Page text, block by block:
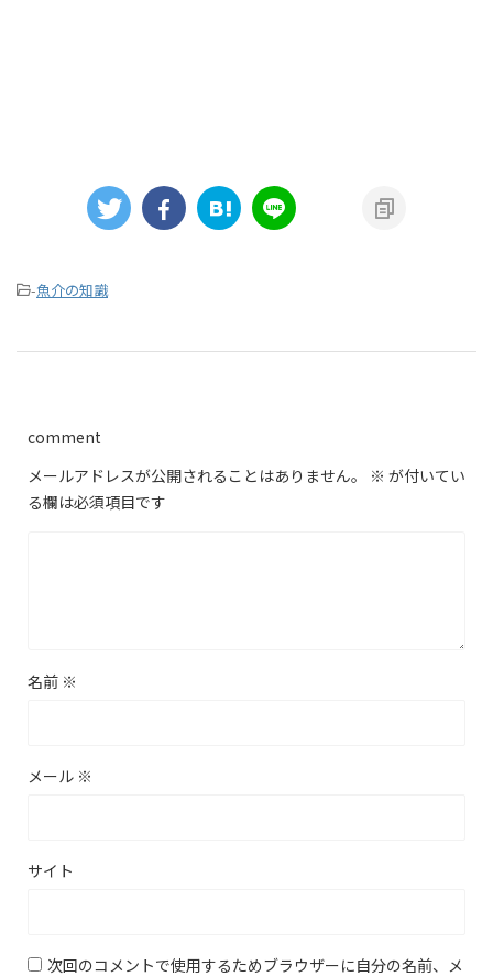
-魚介の知識
comment
メールアドレスが公開されることはありません。
※ が付いてい
る欄は必須項目です
名前 ※
メール ※
サイト
次回のコメントで使用するためブラウザーに自分の名前、メ